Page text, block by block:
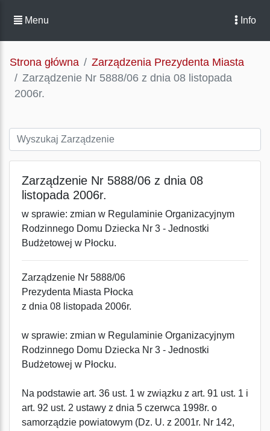
Menu Info
Strona główna
Zarządzenia Prezydenta Miasta
Zarządzenie Nr 5888/06 z dnia 08 listopada
2006r.
Zarządzenie Nr 5888/06 z dnia 08
listopada 2006r.
w sprawie: zmian w Regulaminie Organizacyjnym
Rodzinnego Domu Dziecka Nr 3 - Jednostki
Budżetowej w Płocku.
Zarządzenie Nr 5888/06
Prezydenta Miasta Płocka
z dnia 08 listopada 2006r.
w sprawie: zmian w Regulaminie Organizacyjnym
Rodzinnego Domu Dziecka Nr 3 - Jednostki
Budżetowej w Płocku.
Na podstawie art. 36 ust. 1 w związku z art. 91 ust. 1 i
art. 92 ust. 2 ustawy z dnia 5 czerwca 1998r. o
samorządzie powiatowym (Dz. U. z 2001r. Nr 142,